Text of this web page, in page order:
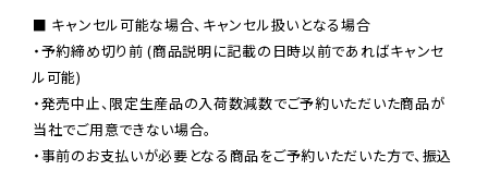
■ キャンセル可能な場合、キャンセル扱いとなる場合
・予約締め切り前 (商品説明に記載の日時以前であればキャンセ
ル可能)
・発売中止、限定生産品の入荷数減数でご予約いただいた商品が
当社でご用意できない場合。
・事前のお支払いが必要となる商品をご予約いただいた方で、振込